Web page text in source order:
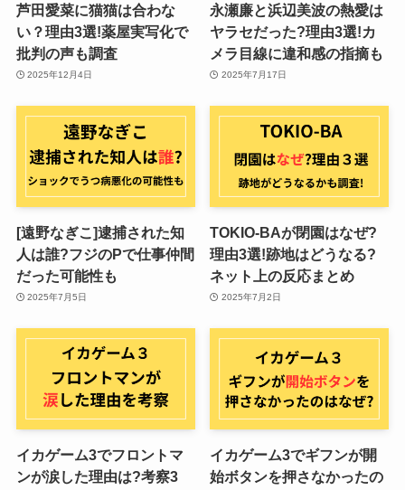
芦田愛菜に猫猫は合わな
い？理由3選!薬屋実写化で
批判の声も調査
2025年12月4日
永瀬廉と浜辺美波の熱愛は
ヤラセだった?理由3選!カ
メラ目線に違和感の指摘も
2025年7月17日
[遠野なぎこ]逮捕された知
人は誰?フジのPで仕事仲間
だった可能性も
2025年7月5日
TOKIO-BAが閉園はなぜ?
理由3選!跡地はどうなる?
ネット上の反応まとめ
2025年7月2日
イカゲーム3でフロントマ
ンが涙した理由は?考察3
イカゲーム3でギフンが開
始ボタンを押さなかったの